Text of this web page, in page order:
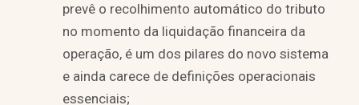
prevê o recolhimento automático do tributo
no momento da liquidação financeira da
operação, é um dos pilares do novo sistema
e ainda carece de definições operacionais
essenciais;